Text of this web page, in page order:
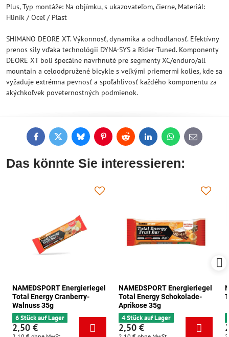
Plus, Typ montáže: Na objímku, s ukazovateľom, čierne, Materiál:
Hliník / Oceľ / Plast
SHIMANO DEORE XT. Výkonnosť, dynamika a odhodlanosť. Efektívny
prenos sily vďaka technológii DYNA-SYS a Rider-Tuned. Komponenty
DEORE XT boli špecálne navrhnuté pre segmenty XC/enduro/all
mountain a celoodpružené bicykle s veľkými priemermi kolies, kde sa
vyžaduje extrémna pevnosť a spoľahlivosť každého komponentu za
akýchkoľvek poveternostných podmienok.
FacebookTwitterBlueskyPinterestReddit LinkedInWhatsApp
E-
mail
Das könnte Sie interessieren:
NAMEDSPORT Energieriegel
Total Energy Cranberry-
Walnuss 35g
6 Stück auf Lager
2,50 €
NAMEDSPORT Energieriegel
Total Energy Schokolade-
Aprikose 35g
4 Stück auf Lager
2,50 €